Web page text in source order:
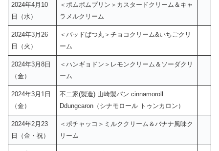
2024年4月10
日（水）
＜ポムポムプリン＞カスタードクリーム＆キャ
ラメルクリーム
2024年3月26
日（火）
＜バッドばつ丸＞チョコクリーム&いちごクリ
ーム
2024年3月8日
（金）
＜ハンギョドン＞レモンクリーム＆ソーダクリ
ーム
2024年3月1日
（金）
不二家(製造) 山崎製パン cinnamoroll
Ddungcaron（シナモロール トゥンカロン）
2024年2月23
日（金・祝）
＜ポチャッコ＞ミルククリーム＆バナナ風味ク
リーム